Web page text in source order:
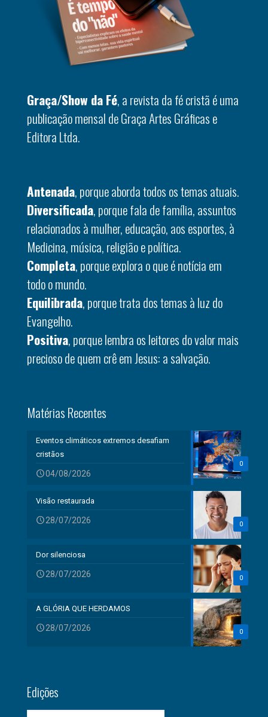
Graça/Show da Fé, a revista da fé cristã é uma
publicação mensal de Graça Artes Gráficas e
Editora Ltda.
Antenada, porque aborda todos os temas atuais.
Diversificada, porque fala de família, assuntos
relacionados à mulher, educação, aos esportes, à
Medicina, música, religião e política.
Completa, porque explora o que é notícia em
todo o mundo.
Equilibrada, porque trata dos temas à luz do
Evangelho.
Positiva, porque lembra os leitores do valor mais
precioso de quem crê em Jesus: a salvação.
Matérias Recentes
0
Eventos climáticos extremos desafiam
cristãos
04/08/2026
0
Visão restaurada
28/07/2026
0
Dor silenciosa
28/07/2026
0
A GLÓRIA QUE HERDAMOS
28/07/2026
Edições